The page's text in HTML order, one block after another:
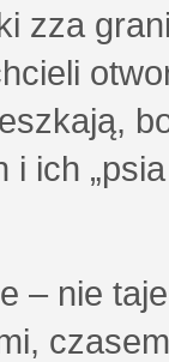
zza
ich
– nie